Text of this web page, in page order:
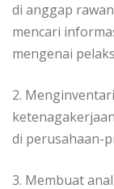
di anggap
mencari
mengenai
2.
di perusahaan-
3. Membuat